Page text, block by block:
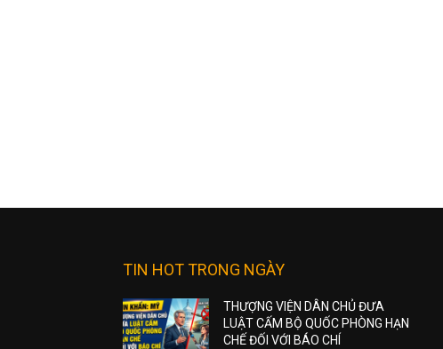
TIN HOT TRONG NGÀY
THƯỢNG VIỆN DÂN CHỦ ĐƯA
LUẬT CẤM BỘ QUỐC PHÒNG HẠN
CHẾ ĐỐI VỚI BÁO CHÍ